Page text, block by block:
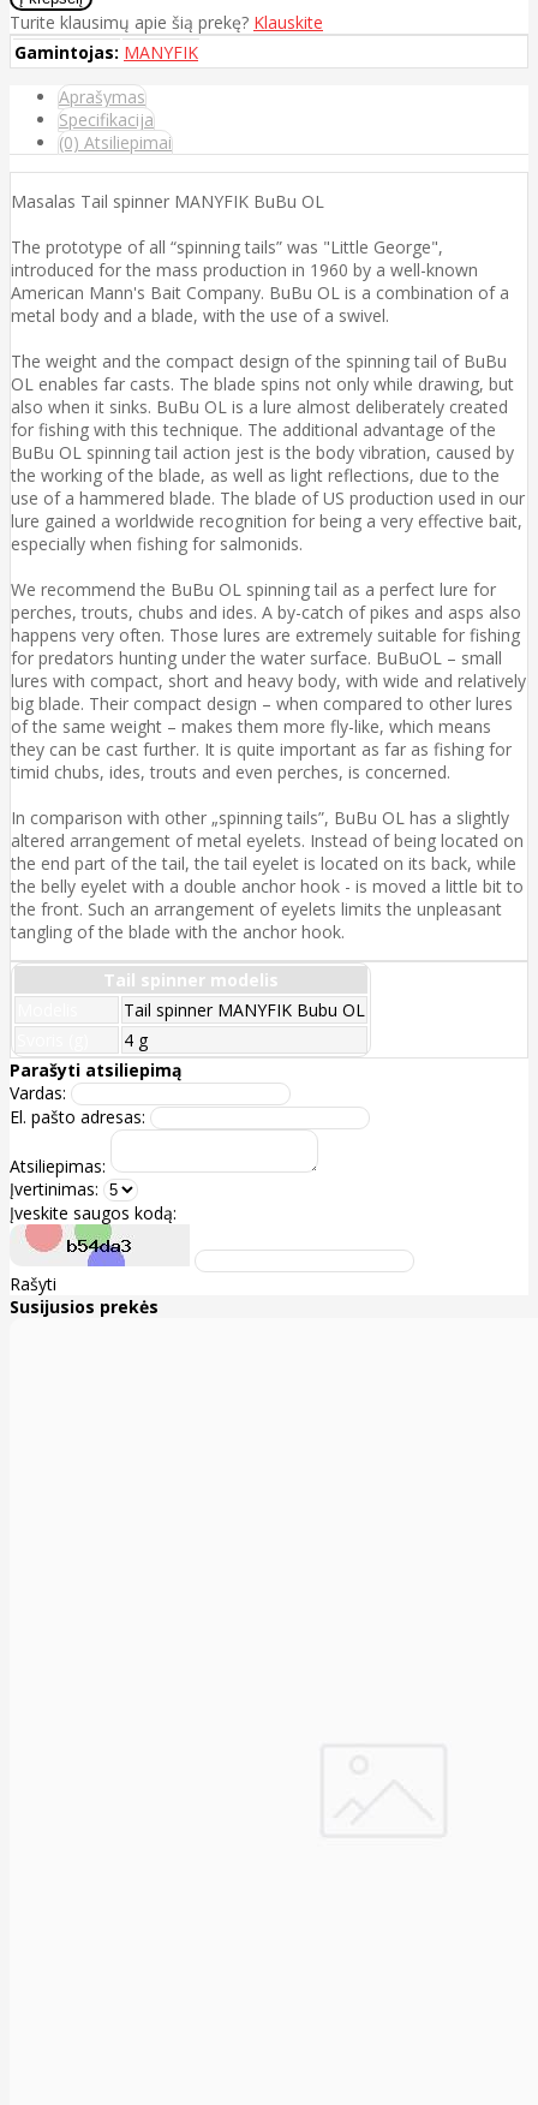
Turite klausimų apie šią prekę? Klauskite
Gamintojas: MANYFIK
Aprašymas
Specifikacija
(0) Atsiliepimai
Masalas Tail spinner MANYFIK BuBu OL
The prototype of all “spinning tails” was "Little George",
introduced for the mass production in 1960 by a well-known
American Mann's Bait Company. BuBu OL is a combination of a
metal body and a blade, with the use of a swivel.
The weight and the compact design of the spinning tail of BuBu
OL enables far casts. The blade spins not only while drawing, but
also when it sinks. BuBu OL is a lure almost deliberately created
for fishing with this technique. The additional advantage of the
BuBu OL spinning tail action jest is the body vibration, caused by
the working of the blade, as well as light reflections, due to the
use of a hammered blade. The blade of US production used in our
lure gained a worldwide recognition for being a very effective bait,
especially when fishing for salmonids.
We recommend the BuBu OL spinning tail as a perfect lure for
perches, trouts, chubs and ides. A by-catch of pikes and asps also
happens very often. Those lures are extremely suitable for fishing
for predators hunting under the water surface. BuBuOL – small
lures with compact, short and heavy body, with wide and relatively
big blade. Their compact design – when compared to other lures
of the same weight – makes them more fly-like, which means
they can be cast further. It is quite important as far as fishing for
timid chubs, ides, trouts and even perches, is concerned.
In comparison with other „spinning tails”, BuBu OL has a slightly
altered arrangement of metal eyelets. Instead of being located on
the end part of the tail, the tail eyelet is located on its back, while
the belly eyelet with a double anchor hook - is moved a little bit to
the front. Such an arrangement of eyelets limits the unpleasant
tangling of the blade with the anchor hook.
Tail spinner modelis
Tail spinner MANYFIK Bubu OL
4 g
Parašyti atsiliepimą
Vardas:
El. pašto adresas:
Atsiliepimas:
Įvertinimas:
Įveskite saugos kodą:
Rašyti
Susijusios prekės